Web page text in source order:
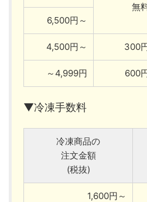
無
6,500円～
4,500円～ 300
～4,999円 600
▼冷凍手数料
冷凍商品の
注文金額
(税抜)
1,600円～